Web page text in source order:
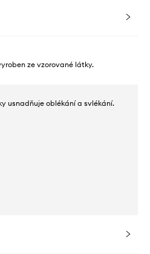
ze vzorované látky.
usnadňuje oblékání a svlékání.